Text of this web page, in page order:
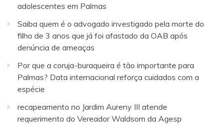
adolescentes em Palmas
Saiba quem é o advogado investigado pela morte do
filho de 3 anos que já foi afastado da OAB após
denúncia de ameaças
Por que a coruja-buraqueira é tão importante para
Palmas? Data internacional reforça cuidados com a
espécie
recapeamento no Jardim Aureny III atende
requerimento do Vereador Waldsom da Agesp